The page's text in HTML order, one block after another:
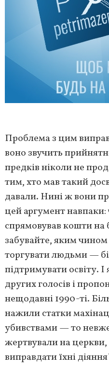
Проблема з цим
воно звучить
предків ніколи не
тим, хто мав такий
давали. Нині ж вони
цей аргумент
спрямовував кошти на
забувайте, яким чином
торгувати людьми —
підтримувати освіту.
других голосів і
нещодавні 1990-ті.
нажили статки
убивствами — то
жертвували на
виправдати їхні